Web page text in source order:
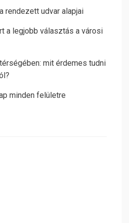
rendezett udvar alapjai
a legjobb választás a városi
mit érdemes tudni
minden felületre